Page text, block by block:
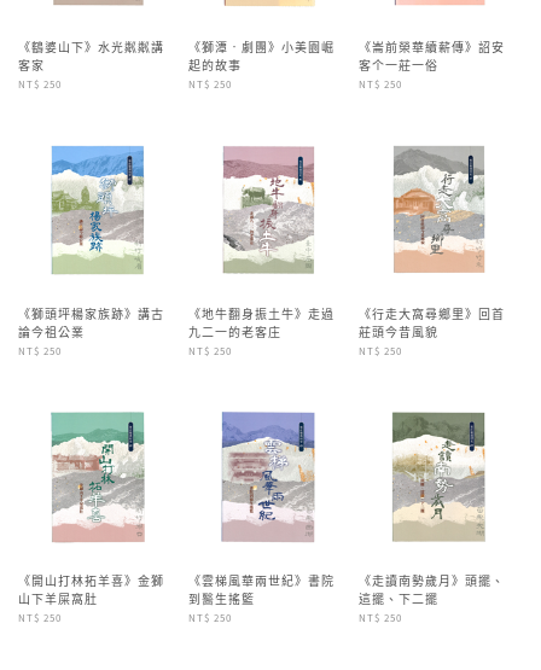
《鷂婆山下》水光粼粼講
客家
NT$ 250
《獅潭‧劇團》小美園崛
起的故事
NT$ 250
《崙前榮華續薪傳》詔安
客个一莊一俗
NT$ 250
《獅頭坪楊家族跡》講古
論今祖公業
NT$ 250
《地牛翻身振土牛》走過
九二一的老客庄
NT$ 250
《行走大窩尋鄉里》回首
莊頭今昔風貌
NT$ 250
《開山打林拓羊喜》金獅
山下羊屎窩肚
NT$ 250
《雲梯風華兩世紀》書院
到醫生搖籃
NT$ 250
《走讀南勢歲月》頭擺、
這擺、下二擺
NT$ 250